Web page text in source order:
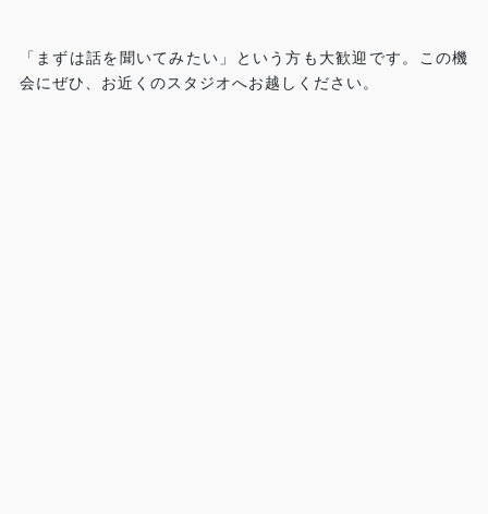
「まずは話を聞いてみたい」という方も大歓迎です。この機
会にぜひ、お近くのスタジオへお越しください。